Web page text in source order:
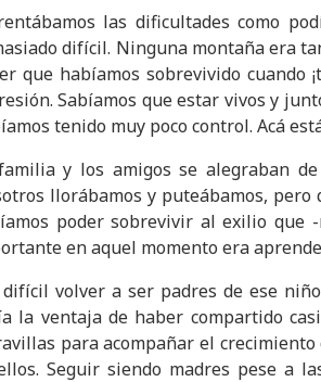
las dificultades como
difícil. Ninguna montaña era
que habíamos sobrevivido cuando
Sabíamos que estar vivos y
tenido muy poco control. Acá
y los amigos se alegraban
llorábamos y puteábamos,
poder sobrevivir al exilio que
en aquel momento era
difícil volver a ser padres de ese
la ventaja de haber compartido
para acompañar el
Seguir siendo madres pese a